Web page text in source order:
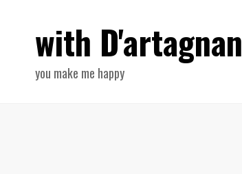
with D'artagnan
you make me happy